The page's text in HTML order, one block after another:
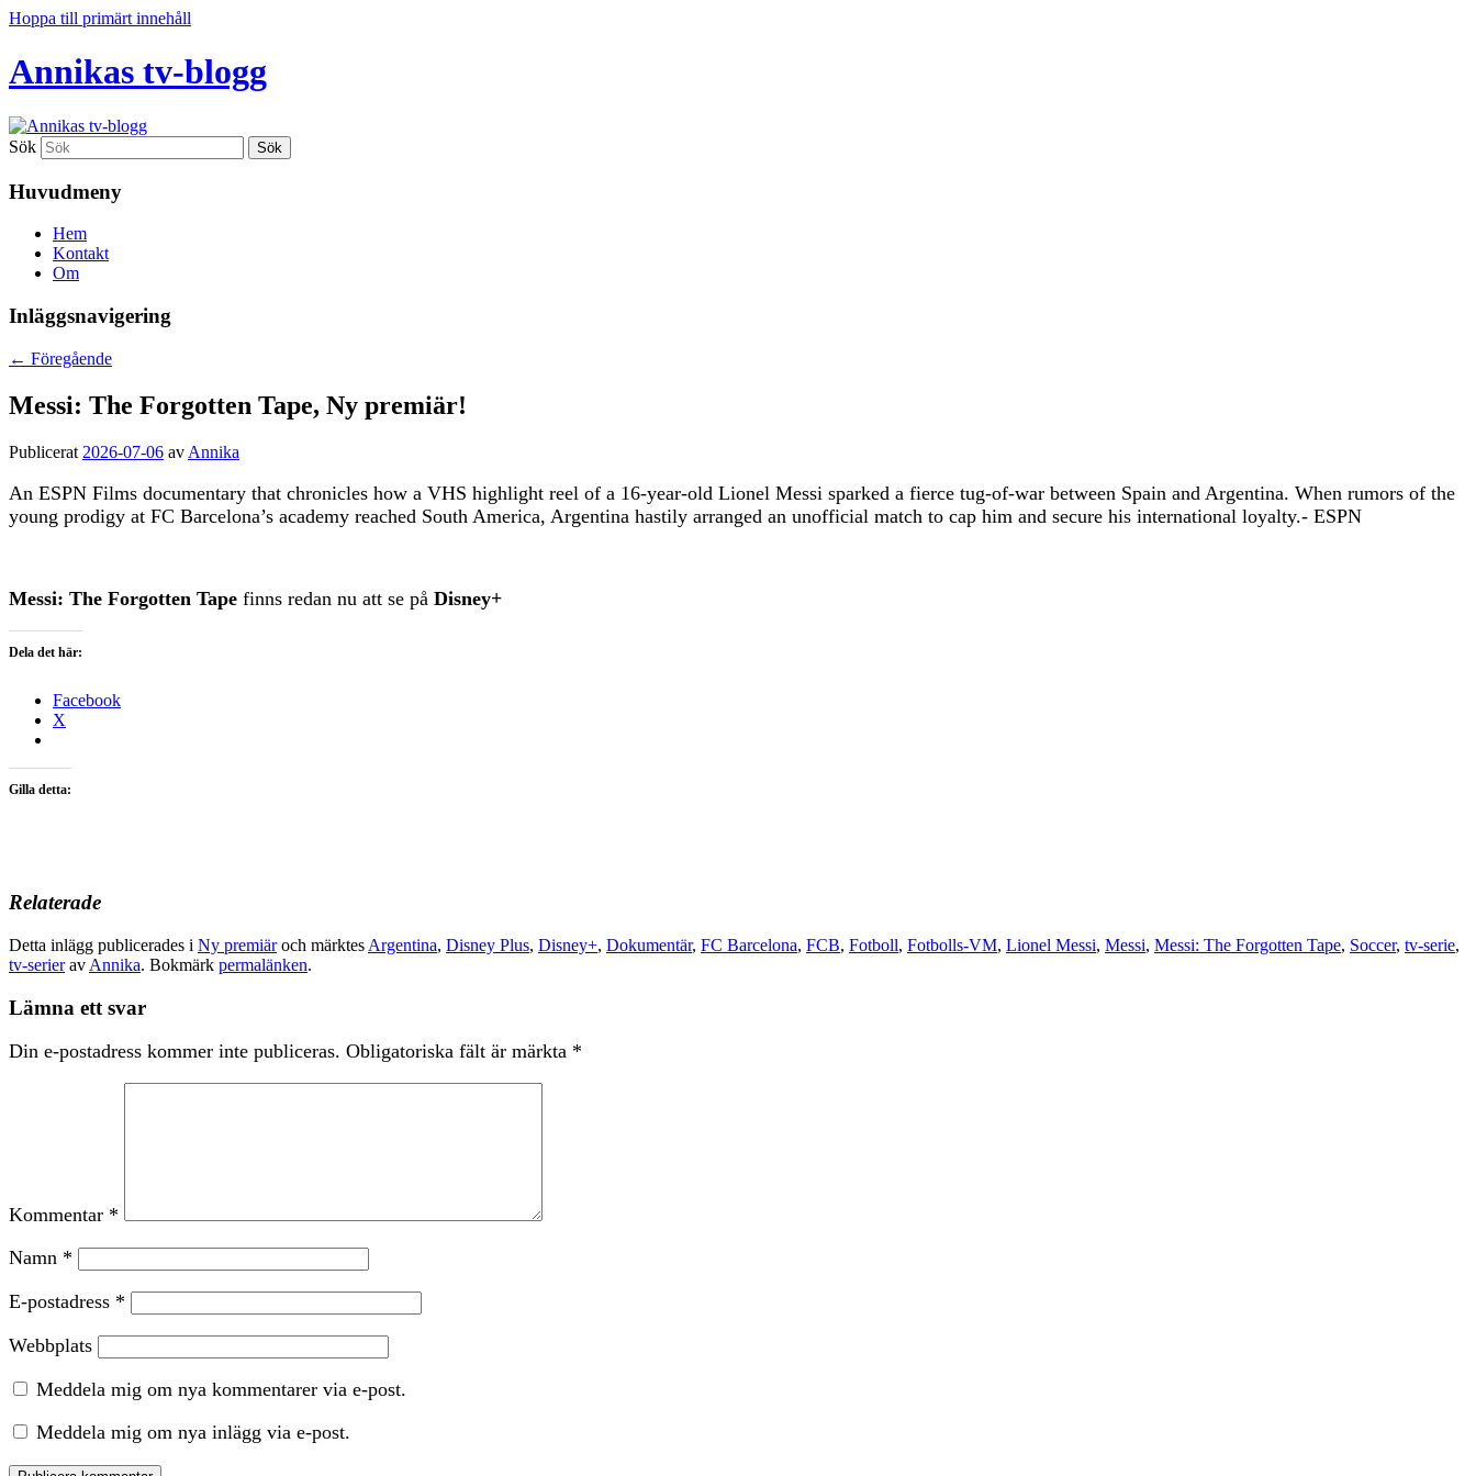
Hoppa till primärt innehåll
Annikas tv-blogg
Sök
Huvudmeny
Hem
Kontakt
Om
Inläggsnavigering
← Föregående
Messi: The Forgotten Tape, Ny premiär!
Publicerat 2026-07-06 av Annika
An ESPN Films documentary that chronicles how a VHS highlight reel of a 16-year-old Lionel Messi sparked a fierce tug-of-war between Spain and Argentina. When rumors of the
young prodigy at FC Barcelona’s academy reached South America, Argentina hastily arranged an unofficial match to cap him and secure his international loyalty.- ESPN
Messi: The Forgotten Tape finns redan nu att se på Disney+
Dela det här:
Facebook
X
Gilla detta:
Relaterade
Detta inlägg publicerades i Ny premiäroch märktes Argentina, Disney Plus, Disney+, Dokumentär, FC Barcelona, FCB, Fotboll, Fotbolls-VM, Lionel Messi, Messi, Messi: The Forgotten Tape, Soccer, tv-serie,
tv-serierav Annika. Bokmärk permalänken.
Lämna ett svar
Din e-postadress kommer inte publiceras. Obligatoriska fält är märkta *
Kommentar *
Namn *
E-postadress *
Webbplats
Meddela mig om nya kommentarer via e-post.
Meddela mig om nya inlägg via e-post.